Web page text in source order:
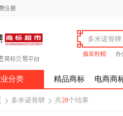
注册
服装鞋帽 办
分类 精品商标 电商商
 多米诺骨牌  共28个结果